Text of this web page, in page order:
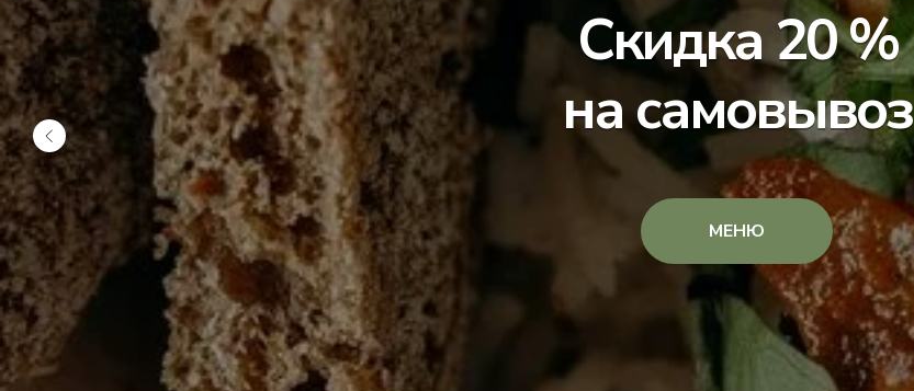
Скидка 20 %
на самовывоз
МЕНЮ